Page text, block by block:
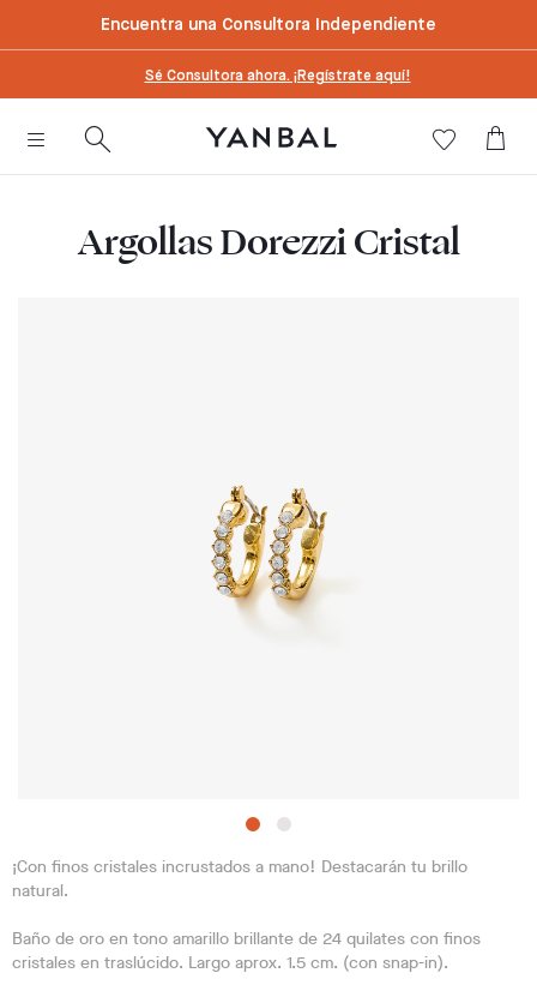
Encuentra una Consultora Independiente
Sé Consultora ahora. ¡Regístrate aquí!
Argollas Dorezzi Cristal
¡Con finos cristales incrustados a mano! Destacarán tu brillo
natural.
Baño de oro en tono amarillo brillante de 24 quilates con finos
cristales en traslúcido. Largo aprox. 1.5 cm. (con snap-in).